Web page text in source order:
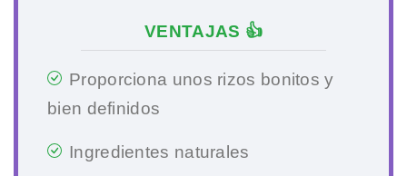
VENTAJAS 👍
Proporciona unos rizos bonitos y
bien definidos
Ingredientes naturales